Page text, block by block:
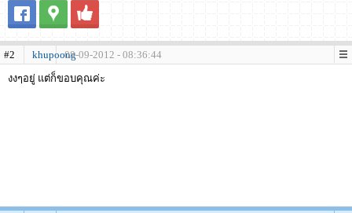
#2 khupoong08-09-2012 - 08:36:44
งงๆอยู่ แต่ก็ขอบคุณค่ะ